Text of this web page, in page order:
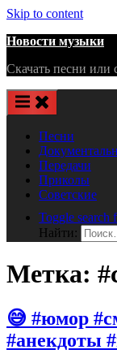
Skip to content
Новости музыки
Скачать песни или
Песни
Передачи
Приколы
Советские
Toggle search
Найти:
Метка:
😅 #юмор
#анекдоты